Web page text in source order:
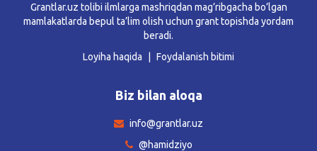
Grantlar.uz tolibi ilmlarga mashriqdan mag’ribgacha bo’lgan
mamlakatlarda bepul ta’lim olish uchun grant topishda yordam
beradi.
Loyiha haqida
Foydalanish bitimi
Biz bilan aloqa
info@grantlar.uz
@hamidziyo